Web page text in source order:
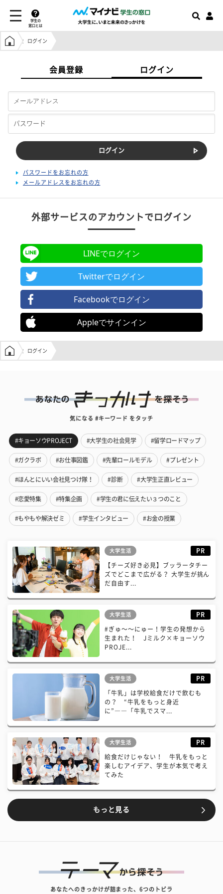
学生の
窓口とは
学生の窓口トップ
ログイン
会員登録 ログイン
パスワードをお忘れの方
メールアドレスをお忘れの方
外部サービスのアカウントでログイン
LINEでログイン
Twitterでログイン
Facebookでログイン
Appleでサインイン
学生の窓口トップ
ログイン
気になる #キーワード をタッチ
#キョーソウPROJECT #大学生の社会見学 #留学ロードマップ
#ガクラボ #お仕事図鑑 #先輩ロールモデル #プレゼント
#ほんとにいい会社見つけ隊！ #診断 #大学生正直レビュー
#恋愛特集 #特集企画 #学生の君に伝えたい３つのこと
#もやもや解決ゼミ #学生インタビュー #お金の授業
大学生活 PR
【チーズ好き必見】ブッラータチー
ズでどこまで広がる？ 大学生が挑ん
だ自由す...
大学生活 PR
#ぎゅ〜〜にゅー！学生の発想から
生まれた！ Jミルク×キョーソウ
PROJE...
大学生活 PR
「牛乳」は学校給食だけで飲むも
の？ “牛乳をもっと身近
に”――「牛乳でスマ...
大学生活 PR
給食だけじゃない！ 牛乳をもっと
楽しむアイデア、学生が本気で考え
てみた
もっと見る
あなたへのきっかけが詰まった、6つのトビラ